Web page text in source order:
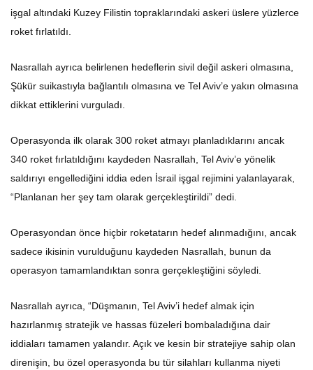
işgal altındaki Kuzey Filistin topraklarındaki askeri üslere yüzlerce
roket fırlatıldı.
Nasrallah ayrıca belirlenen hedeflerin sivil değil askeri olmasına,
Şükür suikastıyla bağlantılı olmasına ve Tel Aviv’e yakın olmasına
dikkat ettiklerini vurguladı.
Operasyonda ilk olarak 300 roket atmayı planladıklarını ancak
340 roket fırlatıldığını kaydeden Nasrallah, Tel Aviv’e yönelik
saldırıyı engellediğini iddia eden İsrail işgal rejimini yalanlayarak,
“Planlanan her şey tam olarak gerçekleştirildi” dedi.
Operasyondan önce hiçbir roketatarın hedef alınmadığını, ancak
sadece ikisinin vurulduğunu kaydeden Nasrallah, bunun da
operasyon tamamlandıktan sonra gerçekleştiğini söyledi.
Nasrallah ayrıca, “Düşmanın, Tel Aviv’i hedef almak için
hazırlanmış stratejik ve hassas füzeleri bombaladığına dair
iddiaları tamamen yalandır. Açık ve kesin bir stratejiye sahip olan
direnişin, bu özel operasyonda bu tür silahları kullanma niyeti